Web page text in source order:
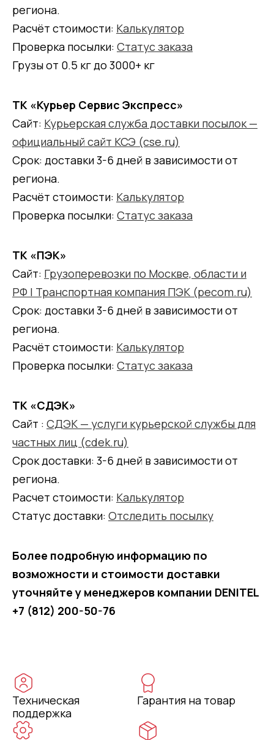
региона.
Расчёт стоимости: Калькулятор
Проверка посылки: Статус заказа
Грузы от 0.5 кг до 3000+ кг
ТК «Курьер Сервис Экспресс»
Сайт: Курьерская служба доставки посылок —
официальный сайт КСЭ (cse.ru)
Срок: доставки 3-6 дней в зависимости от
региона.
Расчёт стоимости: Калькулятор
Проверка посылки: Статус заказа
ТК «ПЭК»
Сайт: Грузоперевозки по Москве, области и
РФ | Транспортная компания ПЭК (pecom.ru)
Срок: доставки 3-6 дней в зависимости от
региона.
Расчёт стоимости: Калькулятор
Проверка посылки: Статус заказа
ТК «СДЭК»
Сайт : СДЭК — услуги курьерской службы для
частных лиц (cdek.ru)
Срок доставки: 3-6 дней в зависимости от
региона.
Расчет стоимости: Калькулятор
Статус доставки: Отследить посылку
Более подробную информацию по
возможности и стоимости доставки
уточняйте у менеджеров компании DENITEL
+7 (812) 200-50-76
Техническая
поддержка
Гарантия на товар